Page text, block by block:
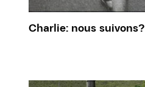
Charlie: nous suivons?